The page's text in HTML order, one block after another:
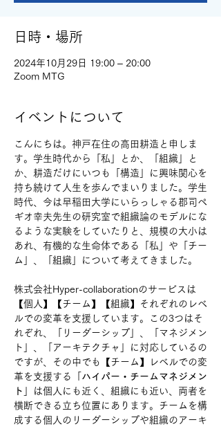
日時・場所
2024年10月29日 19:00 – 20:00
Zoom MTG
イベントについて
こんにちは。神戸在住の高田耕造と申しま
す。学生時代から「私」とか、「組織」と
か、耕造だけにいつも「構造」に興味関心を
持ち続けて人生を歩んでまいりました。学生
時代、今は早稲田大学にいらっしゃる郡司ペ
ギオ幸夫先生の研究室で組織論のモデルにな
るような実験をしていたりと、規模の大小は
あれ、有機的な生命体である「私」や「チー
ム」、「組織」について考えてきました。
株式会社Hyper-collaborationのサービスは
【個人】【チーム】【組織】それぞれのレベ
ルでの変革を支援しています。この3つはそ
れぞれ、「リーダーシップ」、「マネジメン
ト」、「アーキテクチャ」に対応しているの
ですが、その中でも【チーム】レベルでの変
革を支援する「 ハイパー・チームマネジメン
ト
」は個人にも近く、組織にも近い、両者を
横断できる立ち位置にあります。チームを構
成する個人のリーダーシップや組織のアーキ